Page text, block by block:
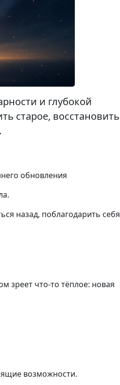
и глубокой
старое, восстановить
обновления
назад, поблагодарить себя
зреет что-то тёплое: новая
возможности.